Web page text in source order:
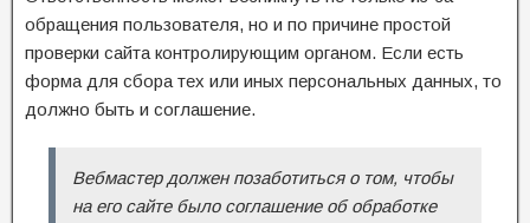
обращения пользователя, но и по причине простой
проверки сайта контролирующим органом. Если есть
форма для сбора тех или иных персональных данных, то
должно быть и соглашение.
Вебмастер должен позаботиться о том, чтобы
на его сайте было соглашение об обработке